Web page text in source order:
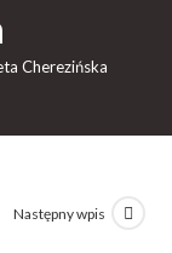
Cherezińska
Następny wpis